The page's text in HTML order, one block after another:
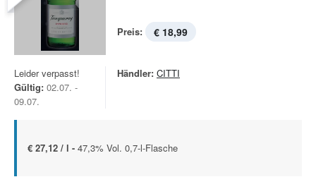
Preis: € 18,99
Leider verpasst!
Gültig: 02.07. -
09.07.
Händler: CITTI
€ 27,12 / l - 47,3% Vol. 0,7-l-Flasche